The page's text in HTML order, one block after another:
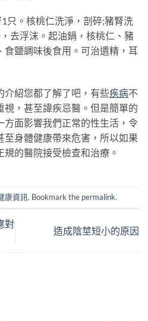
。核桃仁洗淨，剖碎;豬腎洗
去浮沫。起油鍋，核桃仁、豬
食鹽調味後食用。可治遺精，耳
紹您都了解了吧，有些疾病不
，甚至諱疾忌醫。但是簡單的
面影響我們正常的性生活，令
身體健康帶來危害，所以如果
的醫院接受檢查和治療。
康資訊. Bookmark the permalink.
對
造成陰莖短小的原因